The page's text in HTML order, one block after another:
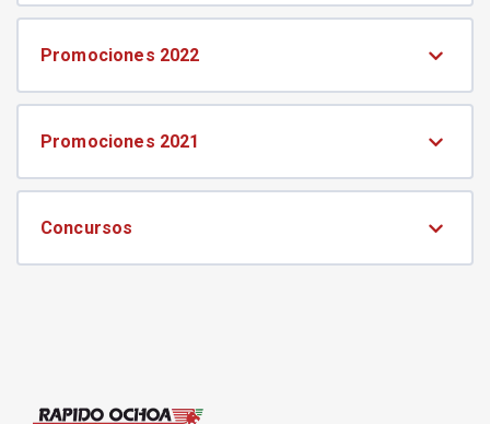
Promociones 2022
Promociones 2021
Concursos